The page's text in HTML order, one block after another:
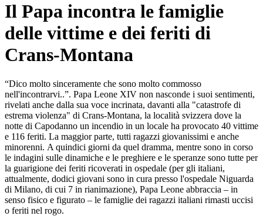
Il Papa incontra le famiglie
delle vittime e dei feriti di
Crans-Montana
“Dico molto sinceramente che sono molto commosso
nell'incontrarvi..”. Papa Leone XIV non nasconde i suoi sentimenti,
rivelati anche dalla sua voce incrinata, davanti alla "catastrofe di
estrema violenza" di Crans-Montana, la località svizzera dove la
notte di Capodanno un incendio in un locale ha provocato 40 vittime
e 116 feriti. La maggior parte, tutti ragazzi giovanissimi e anche
minorenni. A quindici giorni da quel dramma, mentre sono in corso
le indagini sulle dinamiche e le preghiere e le speranze sono tutte per
la guarigione dei feriti ricoverati in ospedale (per gli italiani,
attualmente, dodici giovani sono in cura presso l'ospedale Niguarda
di Milano, di cui 7 in rianimazione), Papa Leone abbraccia – in
senso fisico e figurato – le famiglie dei ragazzi italiani rimasti uccisi
o feriti nel rogo.